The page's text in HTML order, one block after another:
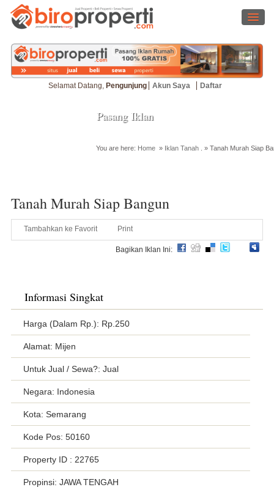
Selamat Datang, Pengunjung Akun Saya Daftar
Pasang Iklan
You are here: Home » Iklan Tanah . » Tanah Murah Siap
Tanah Murah Siap Bangun
Tambahkan ke Favorit Print
Bagikan Iklan Ini:
Informasi Singkat
Harga (Dalam Rp.): Rp.250
Alamat: Mijen
Untuk Jual / Sewa?: Jual
Negara: Indonesia
Kota: Semarang
Kode Pos: 50160
Property ID : 22765
Propinsi: JAWA TENGAH